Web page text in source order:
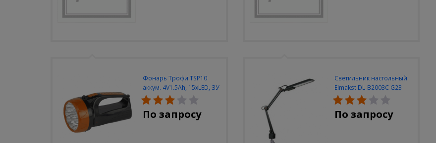
Фонарь Трофи TSP10
аккум. 4V1.5Ah, 15xLED, ЗУ
вилка 220V
По запросу
Светильник настольный
Elmakst DL-B2003C G23
черный струбцина
По запросу